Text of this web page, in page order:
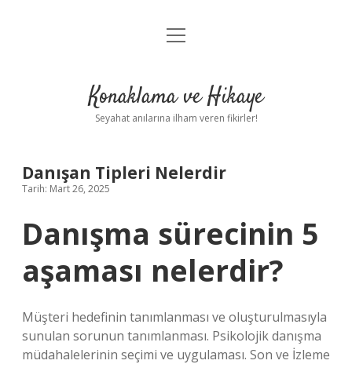
Anasayfa
Yasal Uyarı
menüyü
Konaklama ve Hikaye
Seyahat anılarına ilham veren fikirler!
Danışan Tipleri Nelerdir
Tarih: Mart 26, 2025
Danışma sürecinin 5
aşaması nelerdir?
Müşteri hedefinin tanımlanması ve oluşturulmasıyla
sunulan sorunun tanımlanması. Psikolojik danışma
müdahalelerinin seçimi ve uygulaması. Son ve İzleme